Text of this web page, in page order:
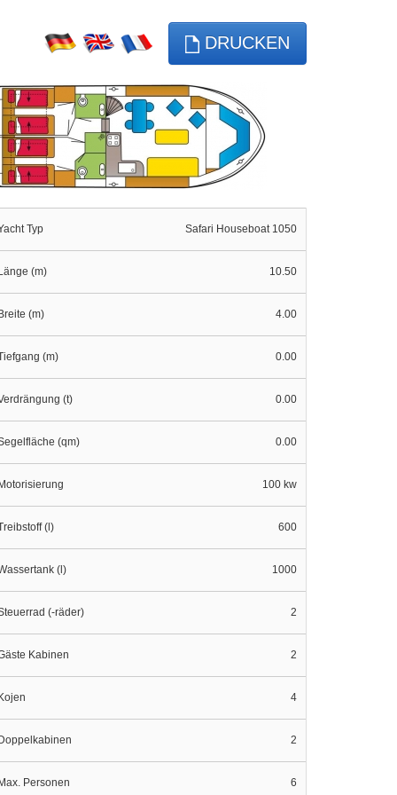
DRUCKEN
Typ Safari Houseboat 1050
(m) 10.50
(m) 4.00
(m) 0.00
(t) 0.00
(qm) 0.00
100 kw
(l) 600
(l) 1000
(-räder) 2
Kabinen 2
4
2
Personen 6